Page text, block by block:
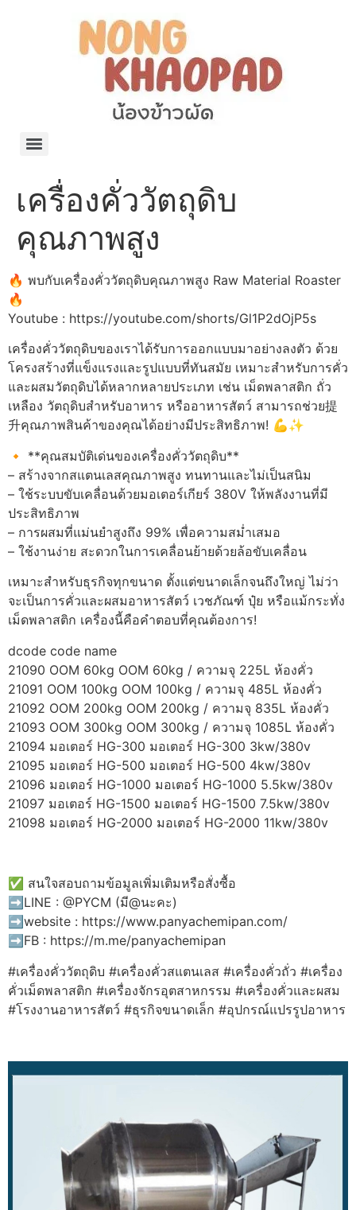
เครื่องคั่ววัตถุดิบ
คุณภาพสูง
🔥 พบกับเครื่องคั่ววัตถุดิบคุณภาพสูง Raw Material Roaster
🔥
Youtube : https://youtube.com/shorts/Gl1P2dOjP5s
เครื่องคั่ววัตถุดิบของเราได้รับการออกแบบมาอย่างลงตัว ด้วย
โครงสร้างที่แข็งแรงและรูปแบบที่ทันสมัย เหมาะสำหรับการคั่ว
และผสมวัตถุดิบได้หลากหลายประเภท เช่น เม็ดพลาสติก ถั่ว
เหลือง วัตถุดิบสำหรับอาหาร หรืออาหารสัตว์ สามารถช่วย提
升คุณภาพสินค้าของคุณได้อย่างมีประสิทธิภาพ! 💪✨
🔸 **คุณสมบัติเด่นของเครื่องคั่ววัตถุดิบ**
– สร้างจากสแตนเลสคุณภาพสูง ทนทานและไม่เป็นสนิม
– ใช้ระบบขับเคลื่อนด้วยมอเตอร์เกียร์ 380V ให้พลังงานที่มี
ประสิทธิภาพ
– การผสมที่แม่นยำสูงถึง 99% เพื่อความสม่ำเสมอ
– ใช้งานง่าย สะดวกในการเคลื่อนย้ายด้วยล้อขับเคลื่อน
เหมาะสำหรับธุรกิจทุกขนาด ตั้งแต่ขนาดเล็กจนถึงใหญ่ ไม่ว่า
จะเป็นการคั่วและผสมอาหารสัตว์ เวชภัณฑ์ ปุ๋ย หรือแม้กระทั่ง
เม็ดพลาสติก เครื่องนี้คือคำตอบที่คุณต้องการ!
dcode code name
21090 OOM 60kg OOM 60kg / ความจุ 225L ห้องคั่ว
21091 OOM 100kg OOM 100kg / ความจุ 485L ห้องคั่ว
21092 OOM 200kg OOM 200kg / ความจุ 835L ห้องคั่ว
21093 OOM 300kg OOM 300kg / ความจุ 1085L ห้องคั่ว
21094 มอเตอร์ HG-300 มอเตอร์ HG-300 3kw/380v
21095 มอเตอร์ HG-500 มอเตอร์ HG-500 4kw/380v
21096 มอเตอร์ HG-1000 มอเตอร์ HG-1000 5.5kw/380v
21097 มอเตอร์ HG-1500 มอเตอร์ HG-1500 7.5kw/380v
21098 มอเตอร์ HG-2000 มอเตอร์ HG-2000 11kw/380v
✅ สนใจสอบถามข้อมูลเพิ่มเติมหรือสั่งซื้อ
➡️LINE : @PYCM (มี@นะคะ)
➡️website : https://www.panyachemipan.com/
➡️FB : https://m.me/panyachemipan
#เครื่องคั่ววัตถุดิบ #เครื่องคั่วสแตนเลส #เครื่องคั่วถั่ว #เครื่อง
คั่วเม็ดพลาสติก #เครื่องจักรอุตสาหกรรม #เครื่องคั่วและผสม
#โรงงานอาหารสัตว์ #ธุรกิจขนาดเล็ก #อุปกรณ์แปรรูปอาหาร